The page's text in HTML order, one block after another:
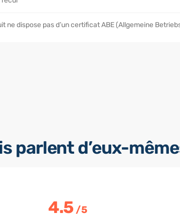
ne dispose pas d’un certificat ABE (Allgemeine
parlent d’eux-
4.5/5